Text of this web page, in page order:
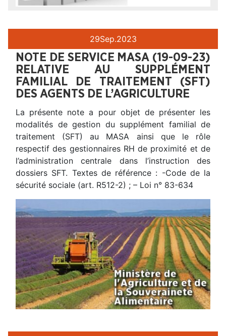
29Sep.2023
NOTE DE SERVICE MASA (19-09-23)
RELATIVE AU SUPPLÉMENT
FAMILIAL DE TRAITEMENT (SFT)
DES AGENTS DE L’AGRICULTURE
La présente note a pour objet de présenter les
modalités de gestion du supplément familial de
traitement (SFT) au MASA ainsi que le rôle
respectif des gestionnaires RH de proximité et de
l’administration centrale dans l’instruction des
dossiers SFT. Textes de référence : -Code de la
sécurité sociale (art. R512-2) ; – Loi n° 83-634